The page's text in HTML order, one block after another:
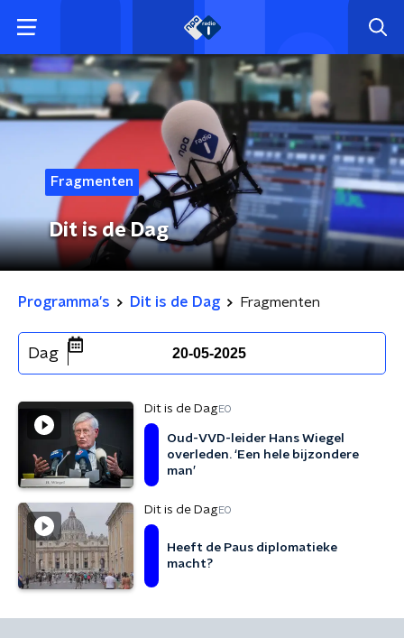
Fragmenten
Dit is de Dag
Programma's Dit is de Dag Fragmenten
Dag 20-05-2025
Dit is de DagEO
Oud-VVD-leider Hans Wiegel
overleden. ‘Een hele bijzondere
man’
Dit is de DagEO
Heeft de Paus diplomatieke
macht?